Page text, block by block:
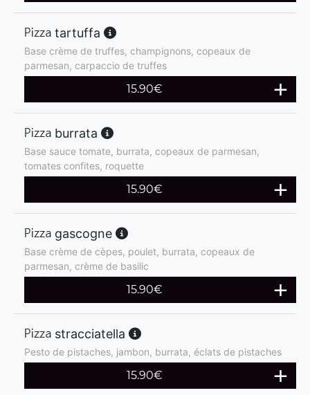
tartuffa
Base crème de truffes, champignons, copeaux de
parmesan, carpaccio de truffes
15.90€
burrata
Base sauce tomate, burrata, copeaux de parmesan,
tomates confites, roquette
15.90€
gascogne
Base crème de cèpes, poulet, burrata, copeaux de
parmesan, crème de basilic
15.90€
stracciatella
Pesto de pistaches, jambon, burrata, éclats de pistaches
15.90€